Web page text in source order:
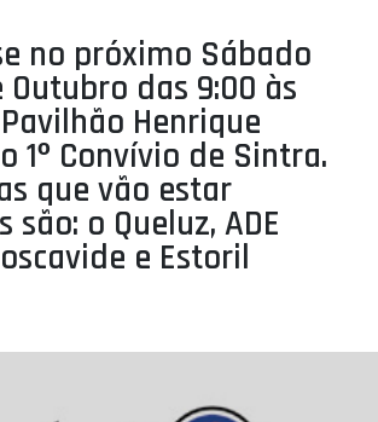
MASCULINA
FEMININA
no próximo Sábado
Outubro das 9:00 às
Henrique
1º Convívio de Sintra.
que vão estar
são: o Queluz, ADE
e Estoril